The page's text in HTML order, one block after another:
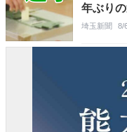
年ぶり
埼玉新聞 8/